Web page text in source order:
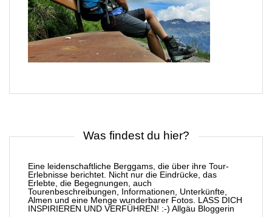
Was findest du hier?
Eine leidenschaftliche Berggams, die über ihre Tour-
Erlebnisse berichtet. Nicht nur die Eindrücke, das
Erlebte, die Begegnungen, auch
Tourenbeschreibungen, Informationen, Unterkünfte,
Almen und eine Menge wunderbarer Fotos. LASS DICH
INSPIRIEREN UND VERFÜHREN! :-) Allgäu Bloggerin